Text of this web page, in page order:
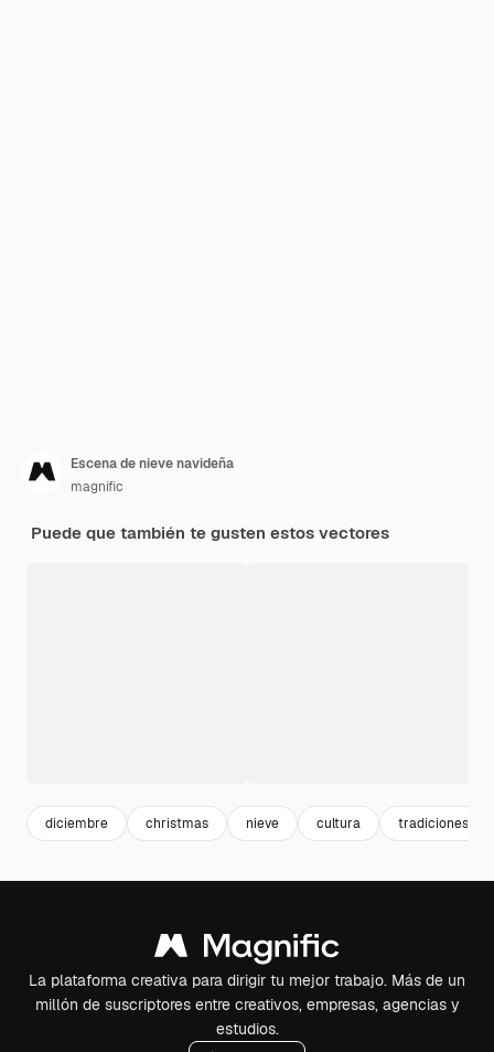
Escena de nieve navideña
magnific
Puede que también te gusten estos vectores
diciembre christmas nieve cultura tradiciones
La plataforma creativa para dirigir tu mejor trabajo. Más de un
millón de suscriptores entre creativos, empresas, agencias y
estudios.